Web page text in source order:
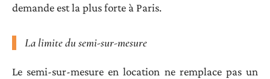
demande est la plus forte à Paris.
La limite du semi-sur-mesure
Le semi-sur-mesure en location ne remplace pas un